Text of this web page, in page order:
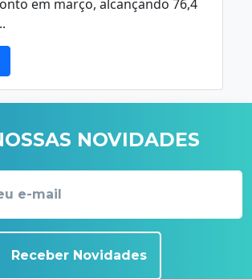
em março, alcançando 76,4
NOVIDADES
Receber Novidades